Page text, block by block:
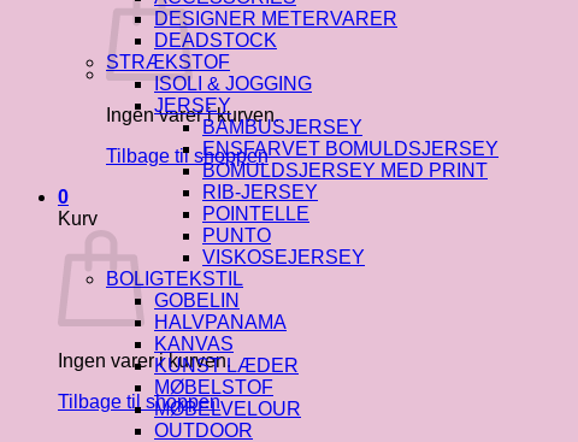
Ingen varer i kurven.
Tilbage til shoppen
0
Kurv
Ingen varer i kurven.
Tilbage til shoppen
DESIGNER METERVARER
DEADSTOCK
STRÆKSTOF
ISOLI & JOGGING
JERSEY
BAMBUSJERSEY
ENSFARVET BOMULDSJERSEY
BOMULDSJERSEY MED PRINT
RIB-JERSEY
POINTELLE
PUNTO
VISKOSEJERSEY
BOLIGTEKSTIL
GOBELIN
HALVPANAMA
KANVAS
KUNST LÆDER
MØBELSTOF
MØBELVELOUR
OUTDOOR